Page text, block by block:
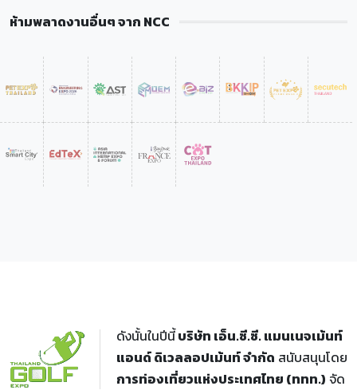
ห้ามพลาดงานอื่นๆ จาก NCC
ดังนั้นในปีนี้บริษัท เอ็น.ซี.ซี. แมนเนจเม้นท์
แอนด์ ดิเวลลอปเม้นท์ จำกัด สนับสนุนโดย
การท่องเที่ยวแห่งประเทศไทย (ททท.) จัด